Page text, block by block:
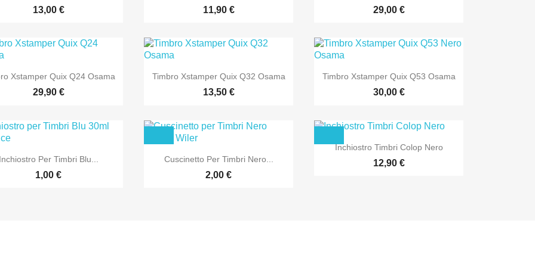
13,00 € 11,90 € 29,00 €
 Anteprima
Xstamper Quix Q24 Osama
29,90 €
 Anteprima
Timbro Xstamper Quix Q32 Osama
13,50 €
 Anteprima
Timbro Xstamper Quix Q53 Osama
30,00 €
 Anteprima
Per Timbri Blu...
1,00 €
 Anteprima
Cuscinetto Per Timbri Nero...
2,00 €
 Anteprima
Inchiostro Timbri Colop Nero
12,90 €